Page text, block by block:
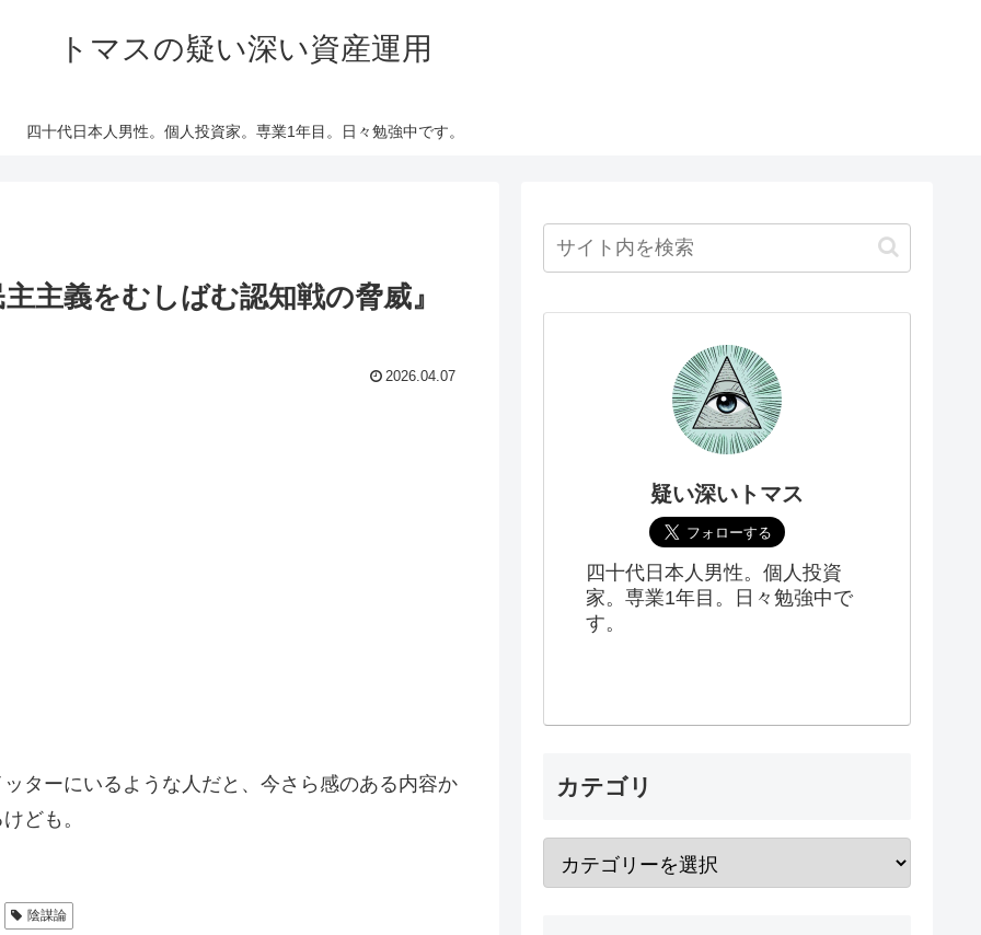
トマスの疑い深い資産運用
四十代日本人男性。個人投資家。専業1年目。日々勉強中です。
主義をむしばむ認知戦の脅威』
2026.04.07
ターにいるような人だと、今さら感のある内容か
ども。
陰謀論
疑い深いトマス
四十代日本人男性。個人投資
家。専業1年目。日々勉強中で
す。
カテゴリ